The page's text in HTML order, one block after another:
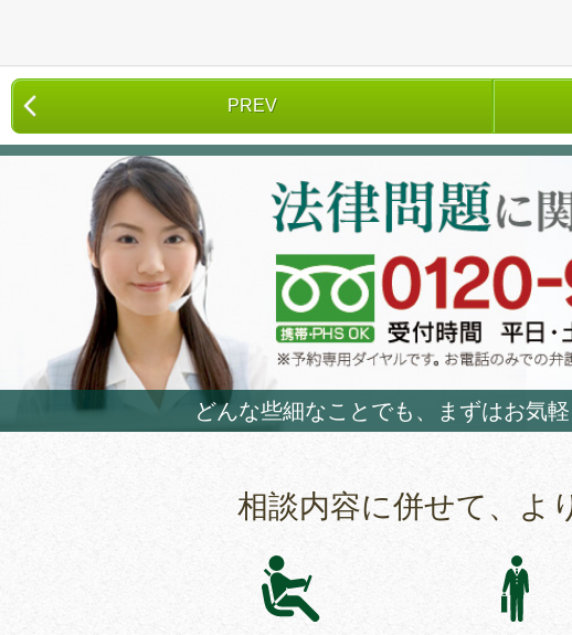
PREV
どんな些細なことでも、まずはお気
相談内容に併せて、よ